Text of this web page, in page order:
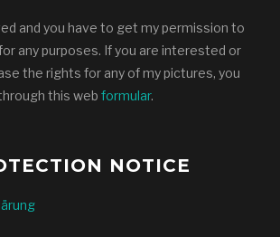
and you have to get my permission to
any purposes. If you are interested or
the rights for any of my pictures, you
this web formular.
NOTICE